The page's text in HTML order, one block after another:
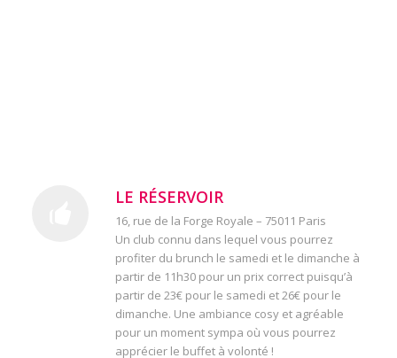
LE RÉSERVOIR
16, rue de la Forge Royale – 75011 Paris
Un club connu dans lequel vous pourrez
profiter du brunch le samedi et le dimanche à
partir de 11h30 pour un prix correct puisqu’à
partir de 23€ pour le samedi et 26€ pour le
dimanche. Une ambiance cosy et agréable
pour un moment sympa où vous pourrez
apprécier le buffet à volonté !